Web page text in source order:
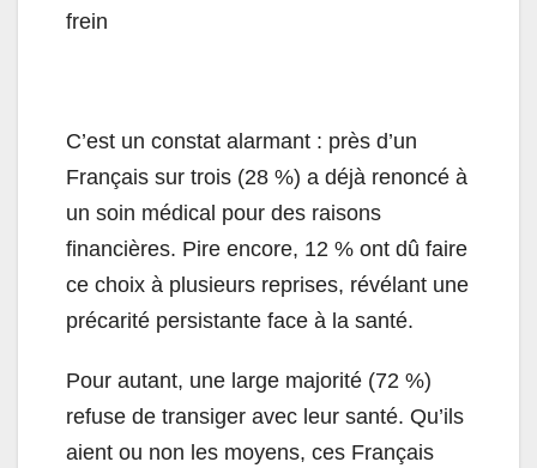
frein
C’est un constat alarmant : près d’un
Français sur trois (28 %) a déjà renoncé à
un soin médical pour des raisons
financières. Pire encore, 12 % ont dû faire
ce choix à plusieurs reprises, révélant une
précarité persistante face à la santé.
Pour autant, une large majorité (72 %)
refuse de transiger avec leur santé. Qu’ils
aient ou non les moyens, ces Français